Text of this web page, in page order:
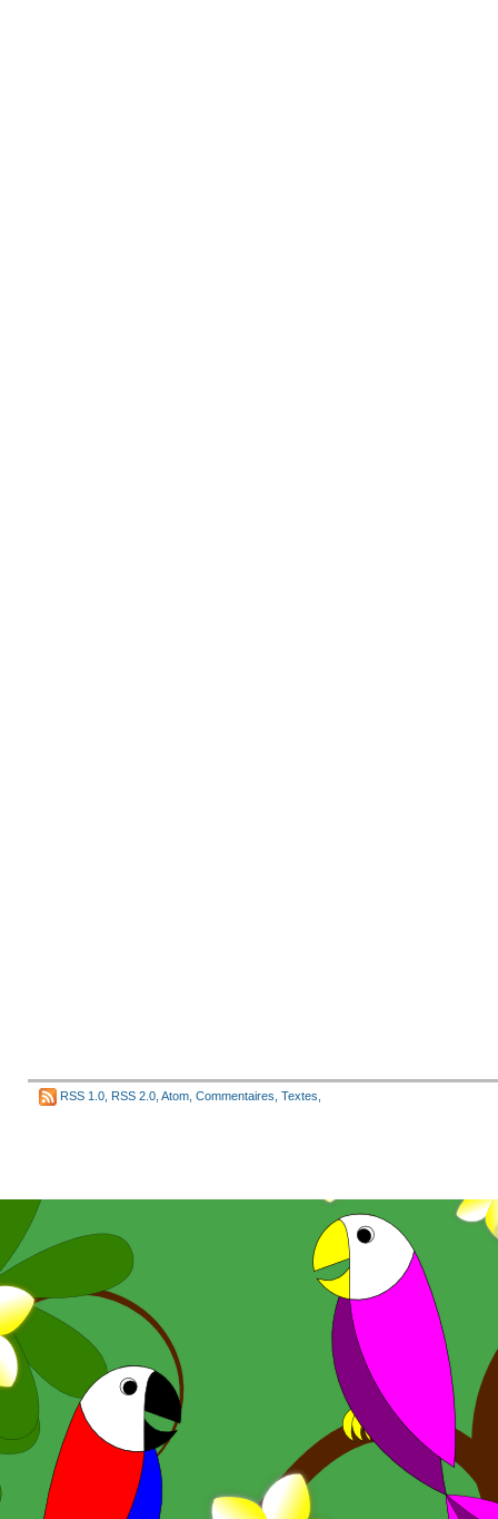
RSS 1.0 RSS 2.0 Atom Commentaires Textes